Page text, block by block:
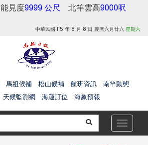
能見度9999 公尺 北竿雲高9000呎
中華民國 115 年 8 月 8 日 農曆六月廿六 星期六
馬祖候補 松山候補 航班資訊
南竿動態
天候監測網 海運訂位 海象預報
Toggle